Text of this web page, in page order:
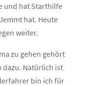
und hat Starthilfe
hat. Heute
weiter.
zu gehen gehört
dazu. Natürlich ist
bin ich für